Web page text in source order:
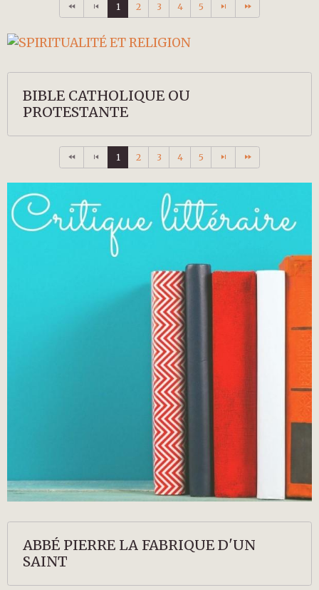
1 2 3 4 5
BIBLE CATHOLIQUE OU
PROTESTANTE
1 2 3 4 5
ABBÉ PIERRE LA FABRIQUE D'UN
SAINT